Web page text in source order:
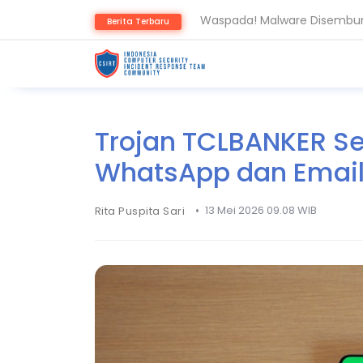
Berita Terbaru Waspada! Malware
Waspada! Botnet NadMesh
Trojan TCLBANKER
WhatsApp dan
Rita Puspita Sari • 13 Mei 2026 09.08 WIB